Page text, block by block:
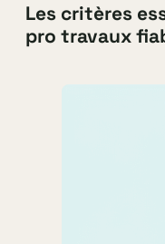
Les critères
pro travaux